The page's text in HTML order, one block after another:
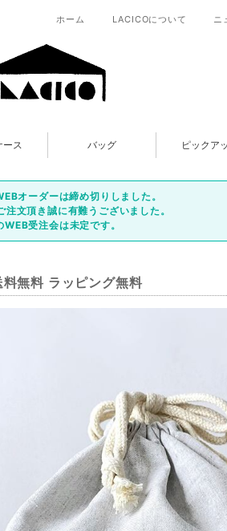
ホーム LACICOについて ニ
ース バッグ ピックア
オーダーは締め切りしました。
注文頂き誠に有難うございました。
WEB受注会は未定です。
無料 ラッピング無料